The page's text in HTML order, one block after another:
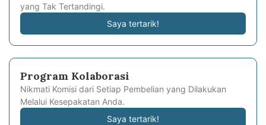
yang Tak Tertandingi.
Saya tertarik!
Program Kolaborasi
Nikmati Komisi dari Setiap Pembelian yang Dilakukan
Melalui Kesepakatan Anda.
Saya tertarik!